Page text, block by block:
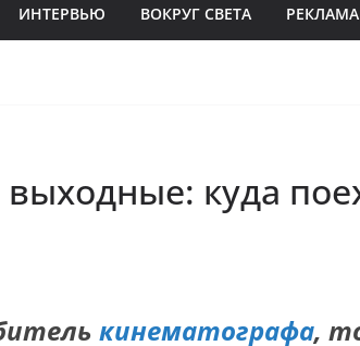
ИНТЕРВЬЮ ВОКРУГ СВЕТА РЕКЛАМА
куда
кинематографа,